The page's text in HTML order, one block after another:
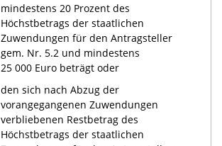
mindestens 20 Prozent des
Höchstbetrags der staatlichen
Zuwendungen für den Antragsteller
gem. Nr. 5.2 und mindestens
25 000 Euro beträgt oder
den sich nach Abzug der
vorangegangenen Zuwendungen
verbliebenen Restbetrag des
Höchstbetrags der staatlichen